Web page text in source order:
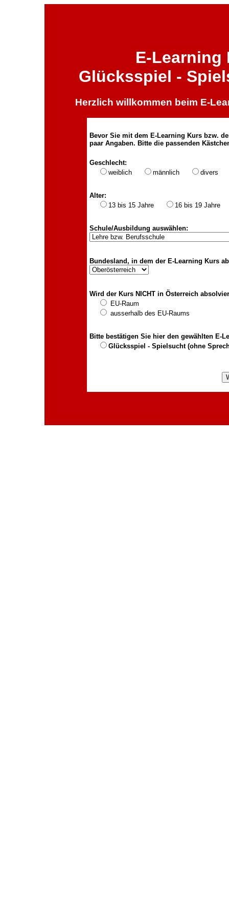
E-Learning
Glücksspiel -
Herzlich willkommen beim E-
Bevor Sie mit dem E-Learning Kurs bzw.
paar Angaben. Bitte die passenden
Geschlecht:
weiblich
männlich divers
Alter:
13 bis 15 Jahre
16 bis 19
Schule/Ausbildung auswählen:
Bundesland, in dem der E-Learning Kurs
Wird der Kurs NICHT in Österreich
EU-Raum
ausserhalb des EU-Raums
Bitte bestätigen Sie hier den gewählten E-
Glücksspiel - Spielsucht (ohne